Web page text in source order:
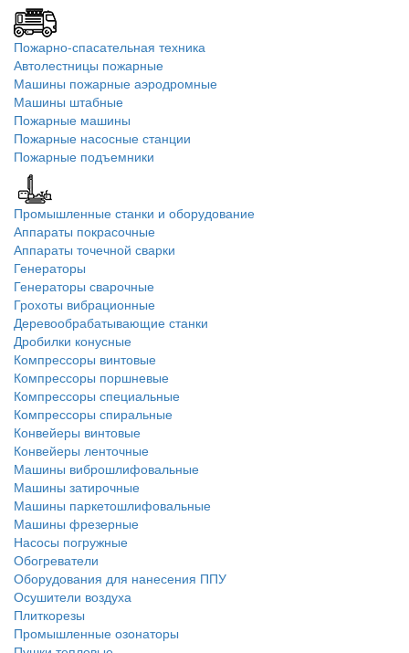
Пожарно-спасательная техника
Автолестницы пожарные
Машины пожарные аэродромные
Машины штабные
Пожарные машины
Пожарные насосные станции
Пожарные подъемники
Промышленные станки и оборудование
Аппараты покрасочные
Аппараты точечной сварки
Генераторы
Генераторы сварочные
Грохоты вибрационные
Деревообрабатывающие станки
Дробилки конусные
Компрессоры винтовые
Компрессоры поршневые
Компрессоры специальные
Компрессоры спиральные
Конвейеры винтовые
Конвейеры ленточные
Машины виброшлифовальные
Машины затирочные
Машины паркетошлифовальные
Машины фрезерные
Насосы погружные
Обогреватели
Оборудования для нанесения ППУ
Осушители воздуха
Плиткорезы
Промышленные озонаторы